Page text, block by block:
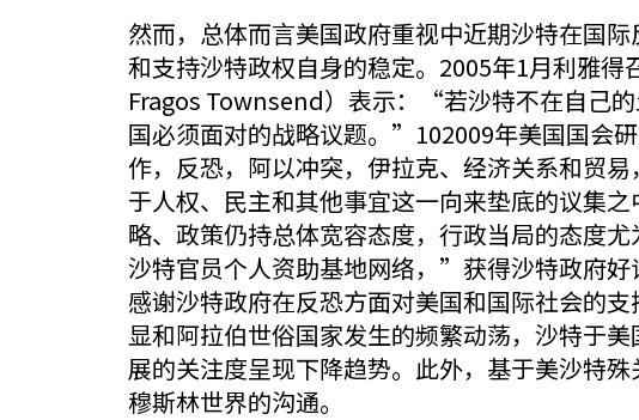
然而，总体而言美国政府重视中近期沙特在国
和支持沙特政权自身的稳定。2005年1月利雅
Fragos Townsend）表示：“若沙特不在自己
国必须面对的战略议题。”102009年美国国会
作，反恐，阿以冲突，伊拉克、经济关系和贸
于人权、民主和其他事宜这一向来垫底的议集
略、政策仍持总体宽容态度，行政当局的态度
沙特官员个人资助基地网络，”获得沙特政府
感谢沙特政府在反恐方面对美国和国际社会的
显和阿拉伯世俗国家发生的频繁动荡，沙特于
展的关注度呈现下降趋势。此外，基于美沙特
穆斯林世界的沟通。